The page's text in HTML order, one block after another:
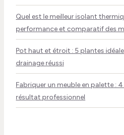
Quel est le meilleur isolant
performance et comparatif des
Pot haut et étroit : 5 plantes
drainage réussi
Fabriquer un meuble en palette :
résultat professionnel